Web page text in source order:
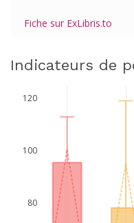
Fiche sur ExLibris.to
Indicateurs de
80
100
120